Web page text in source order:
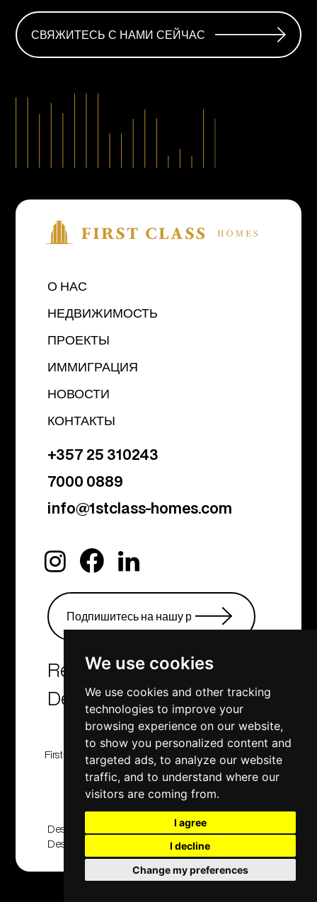
We use cookies
We use cookies and other tracking
technologies to improve your
browsing experience on our website,
to show you personalized content and
targeted ads, to analyze our website
traffic, and to understand where our
visitors are coming from.
I agree
I decline
Change my preferences
СВЯЖИТЕСЬ С НАМИ СЕЙЧАС
О НАС
НЕДВИЖИМОСТЬ
ПРОЕКТЫ
ИММИГРАЦИЯ
НОВОСТИ
КОНТАКТЫ
+357 25 310243
7000 0889
info@1stclass-homes.com
Real Estate Agency &
Developers
First Class Homes, Developing , Investment and
Consulting company
© 2001 - 2025. All rights reserved
Designed And Developed By
Design2Brand
Applabprojects